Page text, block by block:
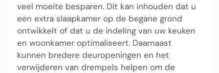
veel moeite besparen. Dit kan inhouden dat u
een extra slaapkamer op de begane grond
ontwikkelt of dat u de indeling van uw keuken
en woonkamer optimaliseert. Daarnaast
kunnen bredere deuropeningen en het
verwijderen van drempels helpen om de